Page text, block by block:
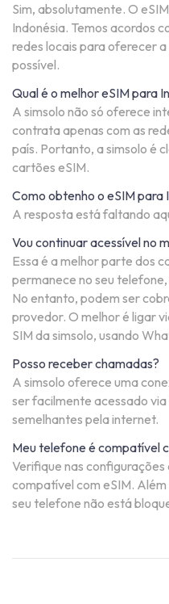
Sim, absolutamente. O
Indonésia. Temos acordos
redes locais para oferecer
possível.
Qual é o melhor eSIM para
A simsolo não só oferece
contrata apenas com as
país. Portanto, a simsolo é
cartões eSIM.
Como obtenho o eSIM para
A resposta está faltando
Vou continuar acessível no
Essa é a melhor parte dos
permanece no seu
No entanto, podem ser
provedor. O melhor é ligar
SIM da simsolo, usando
Posso receber chamadas?
A simsolo oferece uma
ser facilmente acessado
semelhantes pela internet.
Meu telefone é compatível
Verifique nas
compatível com eSIM.
seu telefone não está